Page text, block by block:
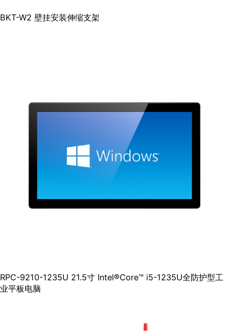
BKT-W2 壁挂安装伸缩支架
RPC-9210-1235U 21.5寸 Intel®Core™ i5-1235U全防护型工
业平板电脑